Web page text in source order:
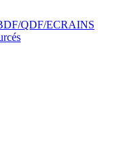
QDF/ECRAINS